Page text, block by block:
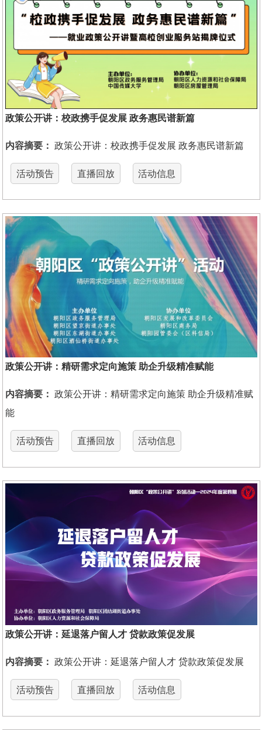
政策公开讲：校政携手促发展 政务惠民谱新篇
内容摘要： 政策公开讲：校政携手促发展 政务惠民谱新篇
活动预告 直播回放 活动信息
政策公开讲：精研需求定向施策 助企升级精准赋能
内容摘要： 政策公开讲：精研需求定向施策 助企升级精准赋
能
活动预告 直播回放 活动信息
政策公开讲：延退落户留人才 贷款政策促发展
内容摘要： 政策公开讲：延退落户留人才 贷款政策促发展
活动预告 直播回放 活动信息